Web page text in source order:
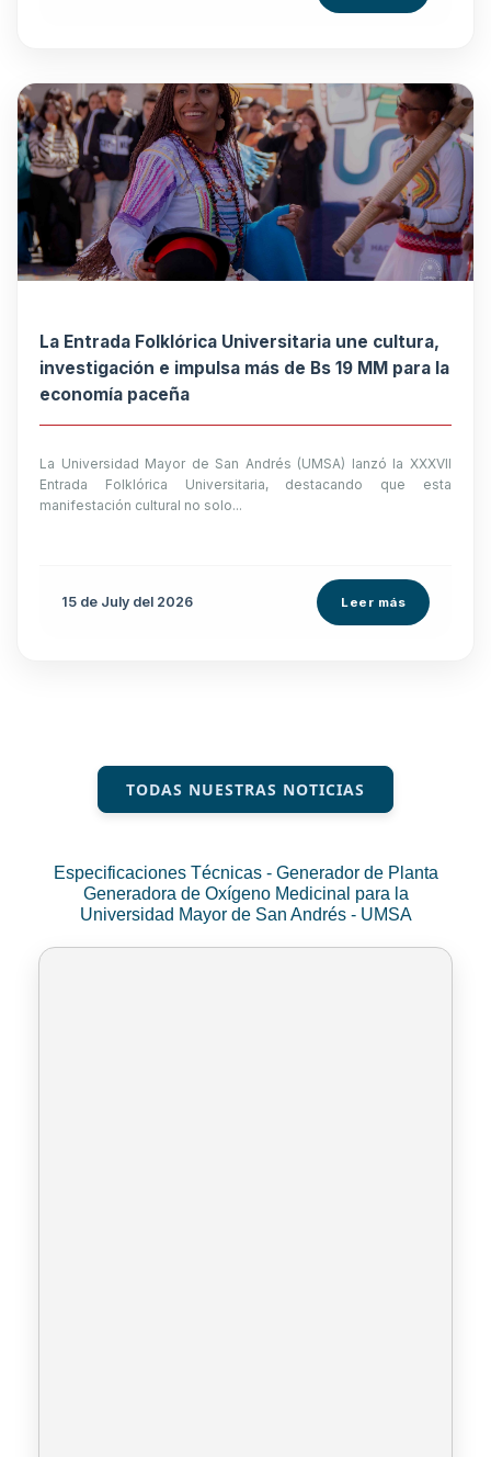
La Entrada Folklórica Universitaria une cultura,
investigación e impulsa más de Bs 19 MM para la
economía paceña
La Universidad Mayor de San Andrés (UMSA) lanzó la XXXVII
Entrada Folklórica Universitaria, destacando que esta
manifestación cultural no solo...
15 de July del 2026 Leer más
TODAS NUESTRAS NOTICIAS
Especificaciones Técnicas - Generador de Planta
Generadora de Oxígeno Medicinal para la
Universidad Mayor de San Andrés - UMSA